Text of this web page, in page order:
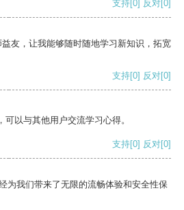
支持[0] 反对[0]
友，让我能够随时随地学习新知识，拓宽
支持[0] 反对[0]
以与其他用户交流学习心得。
支持[0] 反对[0]
为我们带来了无限的流畅体验和安全性保